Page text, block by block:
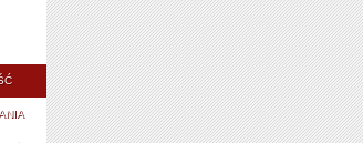
NOWOŚCI